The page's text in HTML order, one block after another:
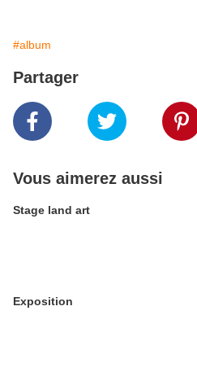
#album
Partager
Vous aimerez aussi
Stage land art
Exposition